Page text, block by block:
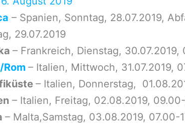
– Spanien, Sonntag, 28.07.2019,
29.07.2019
– Frankreich, Dienstag,
– Italien, Mittwoch, 31.07.2019,
– Italien, Donnerstag,
– Italien, Freitag, 02.08.2019,
– Malta,Samstag, 03.08.2019, 07.00-